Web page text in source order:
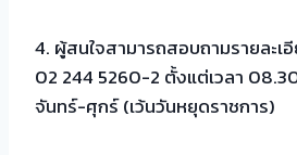
4. ผู้สนใจสามารถสอบถามรายละเ
02 244 5260-2 ตั้งแต่เวลา
จันทร์-ศุกร์ (เว้นวันหยุดราชการ)